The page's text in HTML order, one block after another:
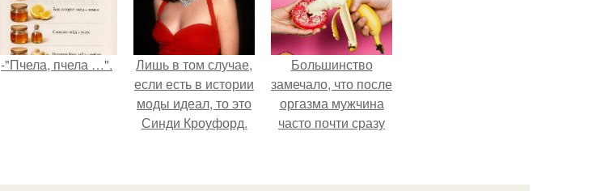
-"Пчела, пчела …".
Лишь в том случае,
если есть в истории
моды идеал, то это
Синди Кроуфорд.
Большинство
замечало, что после
оргазма мужчина
часто почти сразу
как женщина может